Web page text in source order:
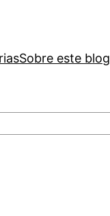
Sobre este blog